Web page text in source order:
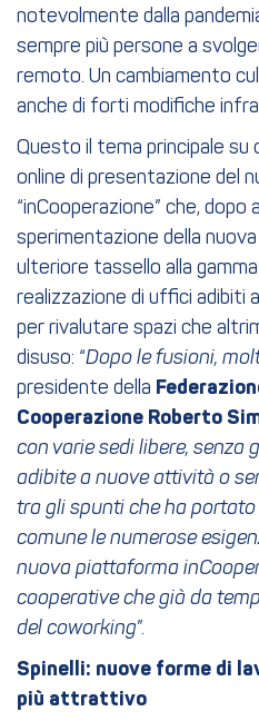
notevolmente dalla
sempre più persone a
remoto. Un cambiamento
anche di forti modifiche
Questo il tema principale su
online di presentazione del
“inCooperazione” che, dopo
sperimentazione della
ulteriore tassello alla
realizzazione di uffici adibiti
per rivalutare spazi che
disuso: “Dopo le fusioni,
presidente della
Cooperazione Roberto
con varie sedi libere, senza
adibite a nuove attività o
tra gli spunti che ha portato
comune le numerose
nuova piattaforma
cooperative che già da
del coworking”.
Spinelli: nuove forme di
più attrattivo